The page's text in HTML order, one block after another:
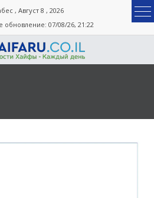
, Август 8 , 2026
обновление: 07/08/26, 21:22